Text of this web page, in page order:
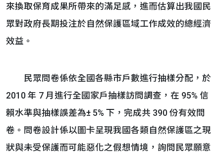
來換取保育成果所帶來的滿足感，進而估算出我國民
眾對政府長期投注於自然保護區域工作成效的總經濟
效益。
民眾問卷係依全國各縣市戶數進行抽樣分配，於
2010 年 7 月進行全國家戶抽樣訪問調查，在 95% 信
賴水準與抽樣誤差為± 5% 下，完成共 390 份有效問
卷。問卷設計係以圖卡呈現我國各類自然保護區之現
狀與未受保護而可能惡化之假想情境，詢問民眾願意